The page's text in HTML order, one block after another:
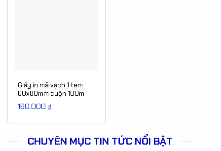
Giấy in mã vạch 1 tem
80x80mm cuộn 100m
(Decal thường)
160.000 ₫
CHUYÊN MỤC TIN TỨC NỔI BẬT